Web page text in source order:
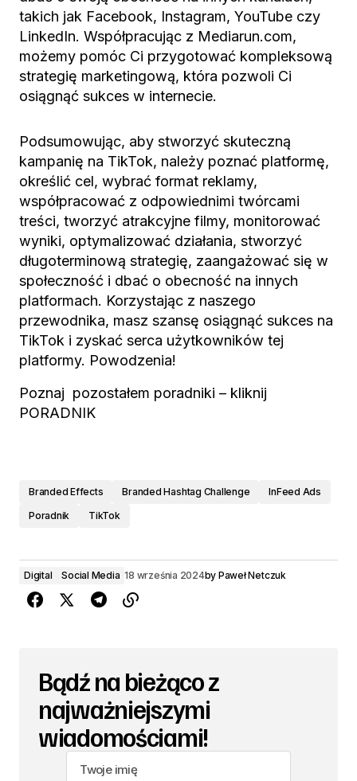
takich jak Facebook, Instagram, YouTube czy
LinkedIn. Współpracując z Mediarun.com,
możemy pomóc Ci przygotować kompleksową
strategię marketingową, która pozwoli Ci
osiągnąć sukces w internecie.
Podsumowując, aby stworzyć skuteczną
kampanię na TikTok, należy poznać platformę,
określić cel, wybrać format reklamy,
współpracować z odpowiednimi twórcami
treści, tworzyć atrakcyjne filmy, monitorować
wyniki, optymalizować działania, stworzyć
długoterminową strategię, zaangażować się w
społeczność i dbać o obecność na innych
platformach. Korzystając z naszego
przewodnika, masz szansę osiągnąć sukces na
TikTok i zyskać serca użytkowników tej
platformy. Powodzenia!
Poznaj pozostałem poradniki – kliknij
PORADNIK
Branded Effects Branded Hashtag Challenge
InFeed Ads
Poradnik
TikTok
Digital Social Media 18 września 2024by Paweł Netczuk
Bądź na bieżąco z
najważniejszymi
wiadomościami!